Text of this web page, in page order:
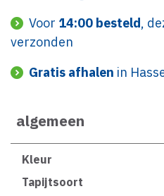
Voor 14:00 besteld,
verzonden
Gratis afhalen in
algemeen
Kleur
Tapijtsoort